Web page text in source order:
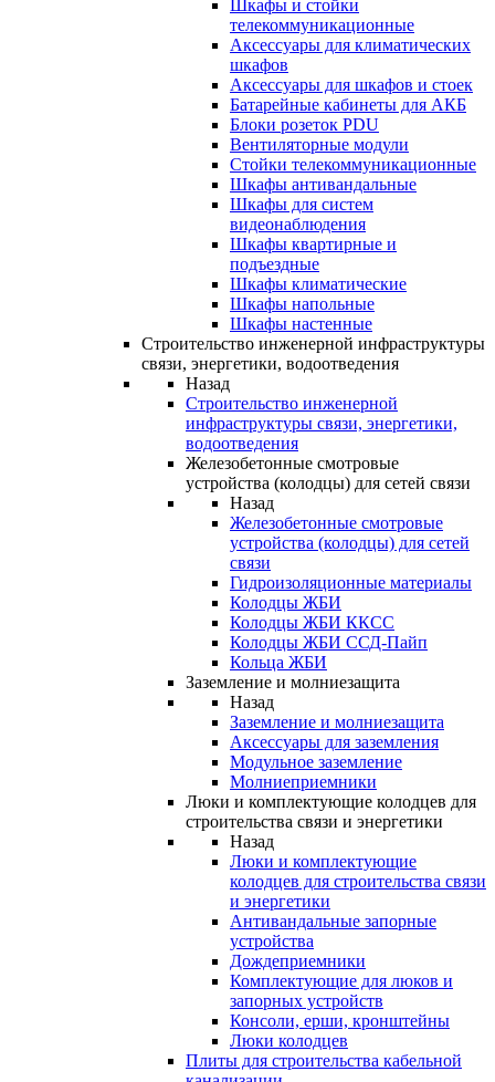
Шкафы и стойки
телекоммуникационные
Аксессуары для климатических
шкафов
Аксессуары для шкафов и стоек
Батарейные кабинеты для АКБ
Блоки розеток PDU
Вентиляторные модули
Стойки телекоммуникационные
Шкафы антивандальные
Шкафы для систем
видеонаблюдения
Шкафы квартирные и
подъездные
Шкафы климатические
Шкафы напольные
Шкафы настенные
Строительство инженерной инфраструктуры
связи, энергетики, водоотведения
Назад
Строительство инженерной
инфраструктуры связи, энергетики,
водоотведения
Железобетонные смотровые
устройства (колодцы) для сетей связи
Назад
Железобетонные смотровые
устройства (колодцы) для сетей
связи
Гидроизоляционные материалы
Колодцы ЖБИ
Колодцы ЖБИ ККСС
Колодцы ЖБИ ССД-Пайп
Кольца ЖБИ
Заземление и молниезащита
Назад
Заземление и молниезащита
Аксессуары для заземления
Модульное заземление
Молниеприемники
Люки и комплектующие колодцев для
строительства связи и энергетики
Назад
Люки и комплектующие
колодцев для строительства связи
и энергетики
Антивандальные запорные
устройства
Дождеприемники
Комплектующие для люков и
запорных устройств
Консоли, ерши, кронштейны
Люки колодцев
Плиты для строительства кабельной